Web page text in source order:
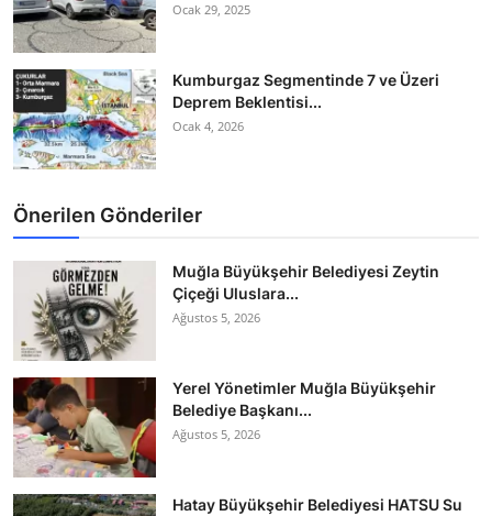
Ocak 29, 2025
Kumburgaz Segmentinde 7 ve Üzeri
Deprem Beklentisi...
Ocak 4, 2026
Önerilen Gönderiler
Muğla Büyükşehir Belediyesi Zeytin
Çiçeği Uluslara...
Ağustos 5, 2026
Yerel Yönetimler Muğla Büyükşehir
Belediye Başkanı...
Ağustos 5, 2026
Hatay Büyükşehir Belediyesi HATSU Su